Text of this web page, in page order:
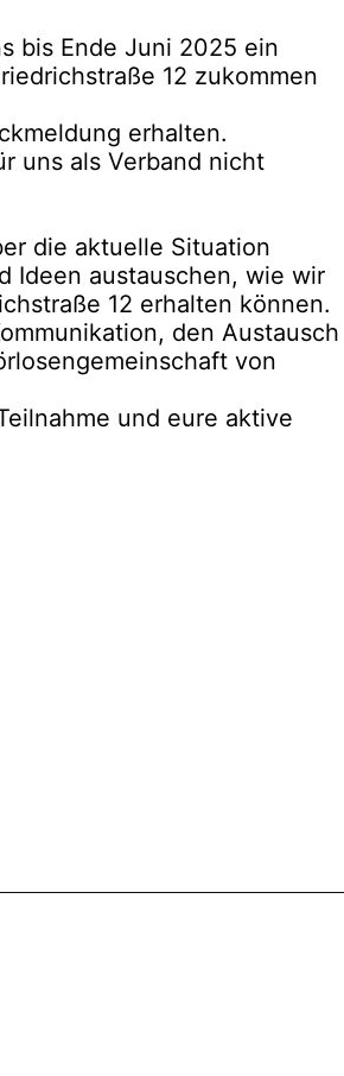
bis Ende Juni 2025 ein
12 zukommen
erhalten.
uns als Verband nicht
die aktuelle Situation
Ideen austauschen, wie wir
12 erhalten können.
den Austausch
von
und eure aktive